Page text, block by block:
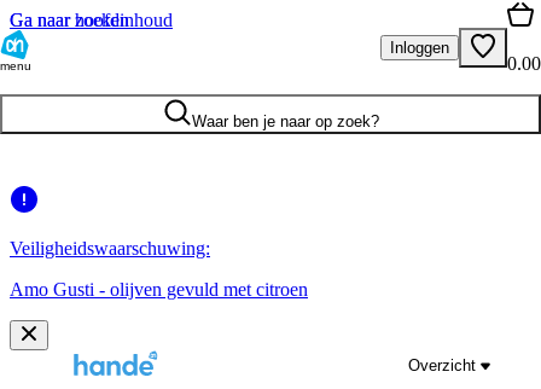
Ga naar hoofdinhoud
Ga naar zoeken
menu
Inloggen
0.00
Waar ben je naar op zoek?
Veiligheidswaarschuwing:
Amo Gusti - olijven gevuld met citroen
Overzicht